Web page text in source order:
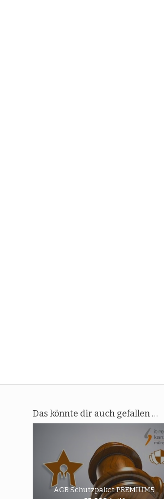
Das könnte dir auch gefallen …
AGB Schutzpaket PREMIUM5